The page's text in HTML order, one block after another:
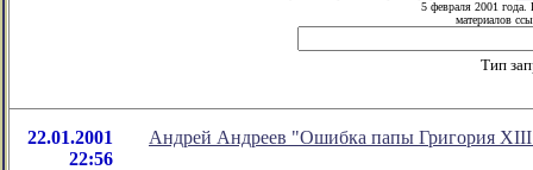
5 февраля 2001 года.
материалов
Тип
22.01.2001
22:56
Андрей Андреев "Ошибка папы Григория